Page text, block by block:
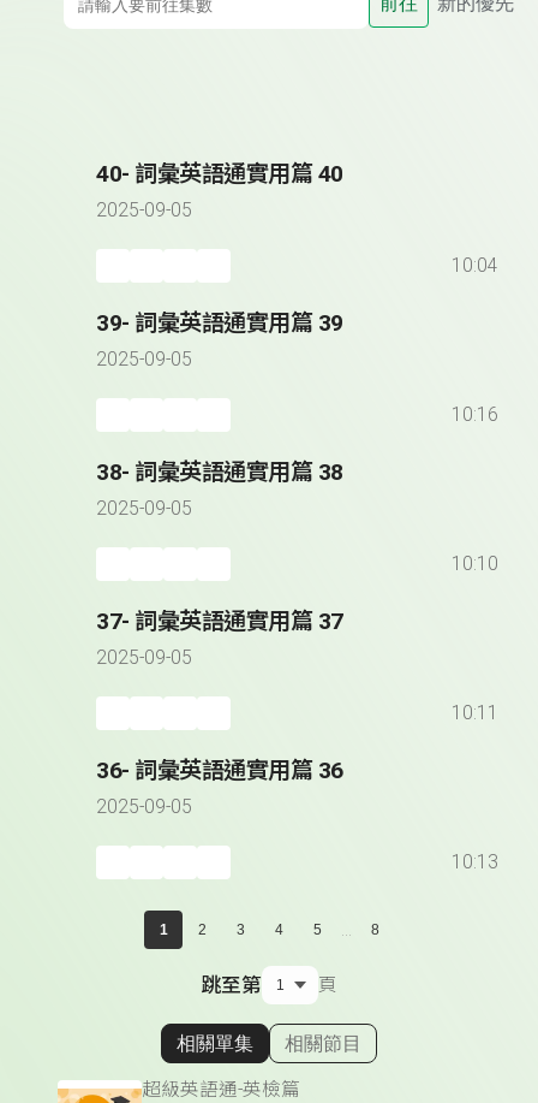
40- 詞彙英語通實用篇 40
2025-09-05
10:04
39- 詞彙英語通實用篇 39
2025-09-05
10:16
38- 詞彙英語通實用篇 38
2025-09-05
10:10
37- 詞彙英語通實用篇 37
2025-09-05
10:11
36- 詞彙英語通實用篇 36
2025-09-05
10:13
1 2 3 4 5 ... 8
跳至第 頁
顯示相關單集
相關單集 相關節目
超級英語通-英檢篇